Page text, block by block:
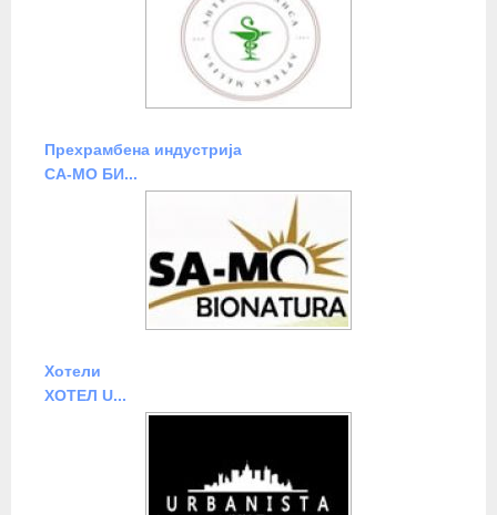
Прехрамбена индустрија
СА-МО БИ...
Хотели
ХОТЕЛ U...